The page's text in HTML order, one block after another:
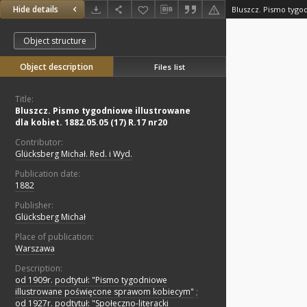
Hide details
Object structure
Object description Files list
Title:
Bluszcz. Pismo tygodniowe illustrowane
dla kobiet. 1882.05.05 (17) R.17 nr20
Contributor:
Glücksberg Michał. Red. i Wyd.
Publication date:
1882
Publisher:
Glücksberg Michał
Place of publication:
Warszawa
Description:
od 1909r. podtytuł: "Pismo tygodniowe
illustrowane poświęcone sprawom kobiecym" ;
od 1927r. podtytuł: "Społeczno-literacki